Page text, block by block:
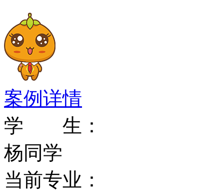
韦伯麦特里克斯网
法国巴黎高等矿业学院
全球专业排名
泰晤士报高等教育-QS
70
泰晤士报高等教育-QS
案例详情
学 生：
杨同学
当前专业：